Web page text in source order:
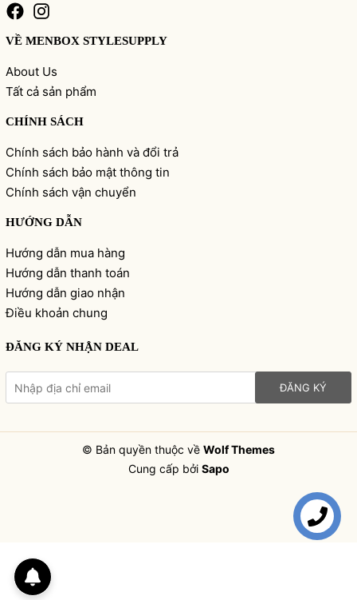
VỀ MENBOX STYLESUPPLY
About Us
Tất cả sản phẩm
CHÍNH SÁCH
Chính sách bảo hành và đổi trả
Chính sách bảo mật thông tin
Chính sách vận chuyển
HƯỚNG DẪN
Hướng dẫn mua hàng
Hướng dẫn thanh toán
Hướng dẫn giao nhận
Điều khoản chung
ĐĂNG KÝ NHẬN DEAL
ĐĂNG KÝ
© Bản quyền thuộc về Wolf Themes
Cung cấp bởi Sapo
Liên hệ